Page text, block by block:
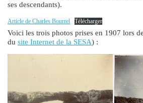
ses descendants).
Article de Charles Bourrel Télécharger
Voici les trois photos prises en 1907 lors
du site Internet de la SESA) :